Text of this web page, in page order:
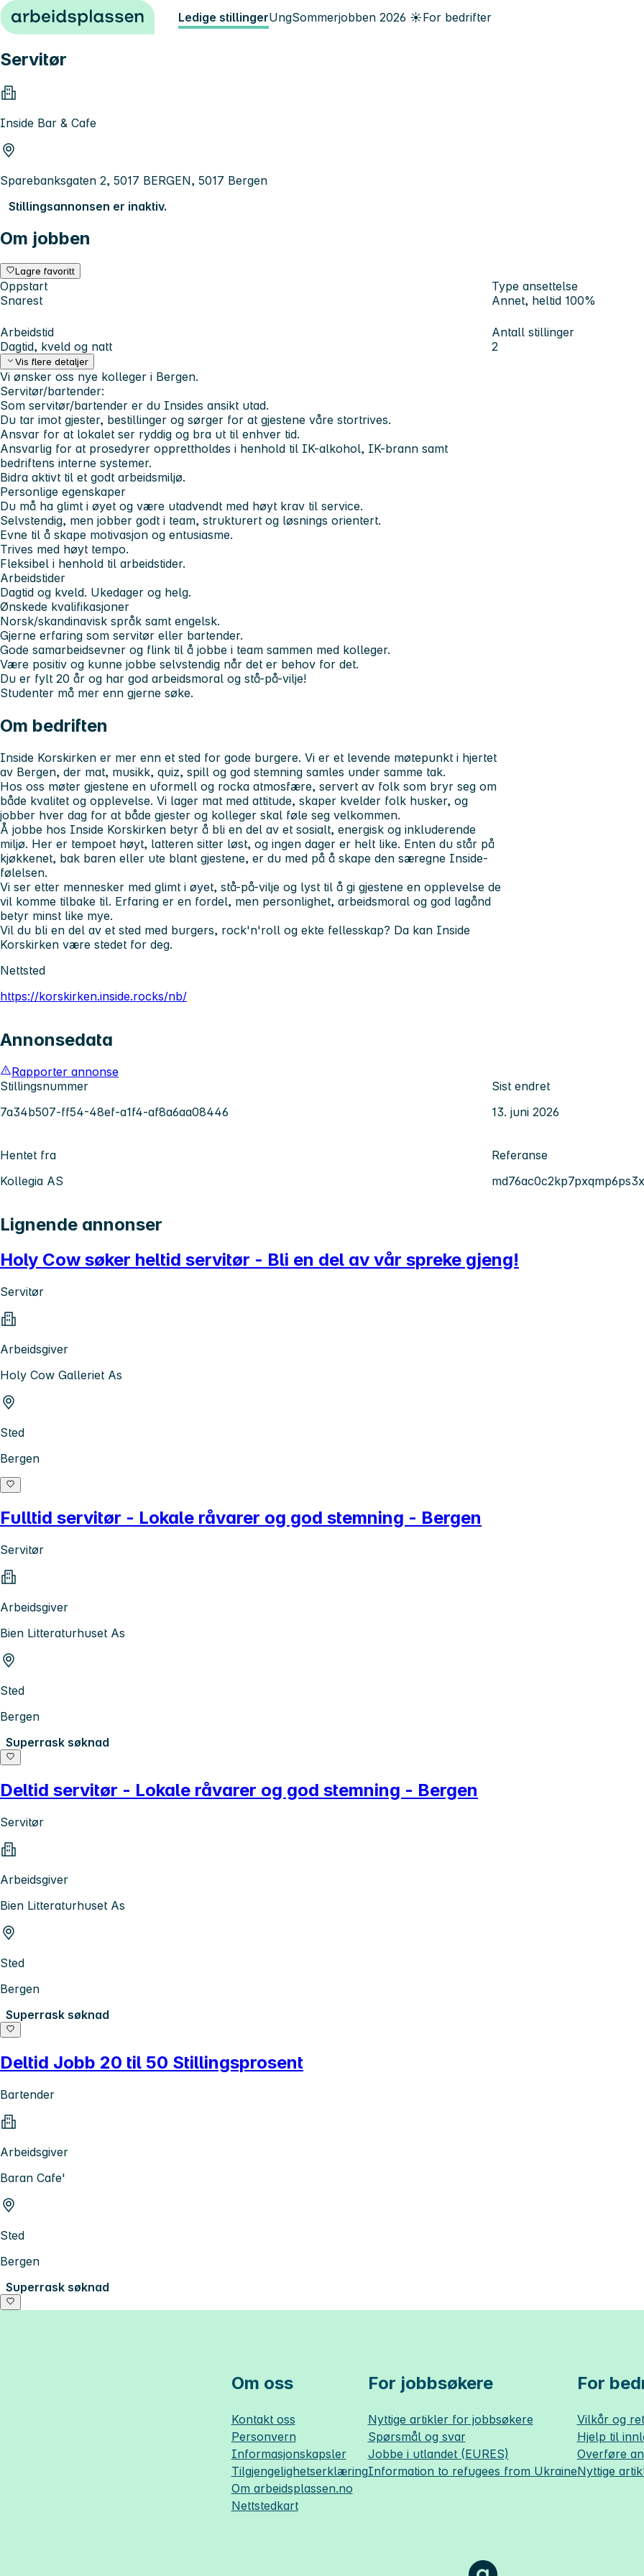
Hopp til innhold Ledige stillingerUngSommerjobben 2026 ☀️For bedrifter
Servitør
Inside Bar & Cafe
Sparebanksgaten 2, 5017 BERGEN, 5017 Bergen
Stillingsannonsen er inaktiv.
Om jobben
Lagre favoritt
Oppstart
Snarest
Type ansettelse
Annet, heltid 100%
Arbeidstid
Dagtid, kveld og natt
Antall stillinger
2
Vis flere detaljer
Vi ønsker oss nye kolleger i Bergen.
Servitør/bartender:
Som servitør/bartender er du Insides ansikt utad.
Du tar imot gjester, bestillinger og sørger for at gjestene våre stortrives.
Ansvar for at lokalet ser ryddig og bra ut til enhver tid.
Ansvarlig for at prosedyrer opprettholdes i henhold til IK-alkohol, IK-brann samt
bedriftens interne systemer.
Bidra aktivt til et godt arbeidsmiljø.
Personlige egenskaper
Du må ha glimt i øyet og være utadvendt med høyt krav til service.
Selvstendig, men jobber godt i team, strukturert og løsnings orientert.
Evne til å skape motivasjon og entusiasme.
Trives med høyt tempo.
Fleksibel i henhold til arbeidstider.
Arbeidstider
Dagtid og kveld. Ukedager og helg.
Ønskede kvalifikasjoner
Norsk/skandinavisk språk samt engelsk.
Gjerne erfaring som servitør eller bartender.
Gode samarbeidsevner og flink til å jobbe i team sammen med kolleger.
Være positiv og kunne jobbe selvstendig når det er behov for det.
Du er fylt 20 år og har god arbeidsmoral og stå-på-vilje!
Studenter må mer enn gjerne søke.
Om bedriften
Inside Korskirken er mer enn et sted for gode burgere. Vi er et levende møtepunkt i hjertet
av Bergen, der mat, musikk, quiz, spill og god stemning samles under samme tak.
Hos oss møter gjestene en uformell og rocka atmosfære, servert av folk som bryr seg om
både kvalitet og opplevelse. Vi lager mat med attitude, skaper kvelder folk husker, og
jobber hver dag for at både gjester og kolleger skal føle seg velkommen.
Å jobbe hos Inside Korskirken betyr å bli en del av et sosialt, energisk og inkluderende
miljø. Her er tempoet høyt, latteren sitter løst, og ingen dager er helt like. Enten du står på
kjøkkenet, bak baren eller ute blant gjestene, er du med på å skape den særegne Inside-
følelsen.
Vi ser etter mennesker med glimt i øyet, stå-på-vilje og lyst til å gi gjestene en opplevelse de
vil komme tilbake til. Erfaring er en fordel, men personlighet, arbeidsmoral og god lagånd
betyr minst like mye.
Vil du bli en del av et sted med burgers, rock'n'roll og ekte fellesskap? Da kan Inside
Korskirken være stedet for deg.
Nettsted
https://korskirken.inside.rocks/nb/
Annonsedata
Rapporter annonse
Stillingsnummer
7a34b507-ff54-48ef-a1f4-af8a6aa08446
Sist endret
13. juni 2026
Hentet fra
Kollegia AS
Referanse
Lignende annonser
Holy Cow søker heltid servitør - Bli en del av vår spreke gjeng!
Servitør
Arbeidsgiver
Holy Cow Galleriet As
Sted
Bergen
Fulltid servitør - Lokale råvarer og god stemning - Bergen
Servitør
Arbeidsgiver
Bien Litteraturhuset As
Sted
Bergen
Superrask søknad
Deltid servitør - Lokale råvarer og god stemning - Bergen
Servitør
Arbeidsgiver
Bien Litteraturhuset As
Sted
Bergen
Superrask søknad
Deltid Jobb 20 til 50 Stillingsprosent
Bartender
Arbeidsgiver
Baran Cafe'
Sted
Bergen
Superrask søknad
Om oss
Kontakt oss
Personvern
Informasjonskapsler
Tilgjengelighetserklæring
Om arbeidsplassen.no
Nettstedkart
For jobbsøkere
Nyttige artikler for jobbsøkere
Spørsmål og svar
Jobbe i utlandet (EURES)
Information to refugees from Ukraine
For
Vilkår og
Hjelp til
Overføre
Nyttige